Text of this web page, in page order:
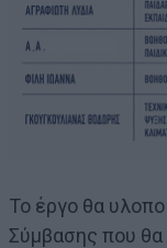
Το έργο θα
Σύμβασης που